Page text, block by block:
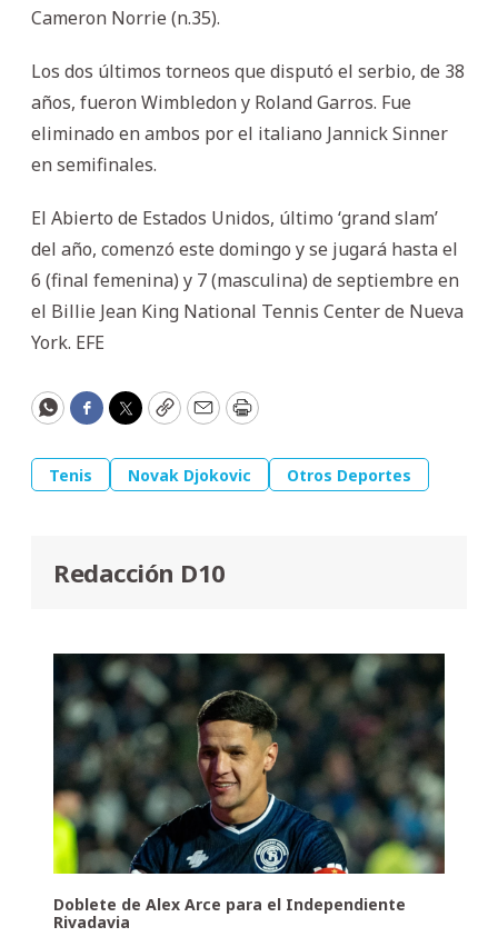
Cameron Norrie (n.35).
Los dos últimos torneos que disputó el serbio, de 38
años, fueron Wimbledon y Roland Garros. Fue
eliminado en ambos por el italiano Jannick Sinner
en semifinales.
El Abierto de Estados Unidos, último ‘grand slam’
del año, comenzó este domingo y se jugará hasta el
6 (final femenina) y 7 (masculina) de septiembre en
el Billie Jean King National Tennis Center de Nueva
York. EFE
WhatsApp
Facebook
Twitter
CopyEmailPrint
Tenis Novak Djokovic Otros Deportes
Redacción D10
Doblete de Alex Arce para el Independiente
Rivadavia